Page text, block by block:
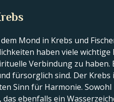
Mond in Krebs und
haben viele
Verbindung zu
fürsorglich sind. Der
Sinn für Harmonie.
das ebenfalls ein